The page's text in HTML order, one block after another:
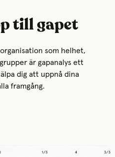
till gapet
som helhet,
är gapanalys ett
dig att uppnå dina
framgång.